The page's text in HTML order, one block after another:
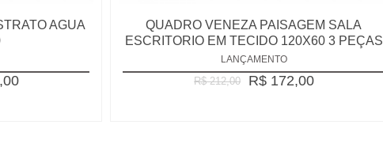
AGUA
QUADRO VENEZA PAISAGEM SALA
ESCRITORIO EM TECIDO 120X60 3 PEÇAS
LANÇAMENTO
R$ 212,00 R$ 172,00